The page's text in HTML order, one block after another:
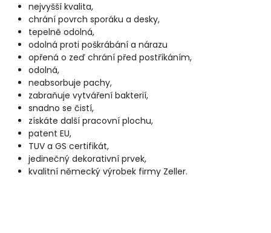
nejvyšší kvalita,
chrání povrch sporáku a desky,
tepelně odolná,
odolná proti poškrábání a nárazu
opřená o zeď chrání před postříkáním,
odolná,
neabsorbuje pachy,
zabraňuje vytváření bakterií,
snadno se čistí,
získáte další pracovní plochu,
patent EU,
TUV a GS certifikát,
jedinečný dekorativní prvek,
kvalitní německý výrobek firmy Zeller.